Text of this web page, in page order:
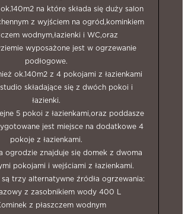
na które składa się duży salon
z wyjściem na ogród,kominkiem
wodnym,łazienki i WC,oraz
wyposażone jest w ogrzewanie
podłogowe.
ok.140m2 z 4 pokojami z łazienkami
składające się z dwóch pokoi i
łazienki.
5 pokoi z łazienkami,oraz poddasze
jest miejsce na dodatkowe 4
pokoje z łazienkami.
ogrodzie znajduje się domek z dwoma
pokojami i wejściami z łazienkami.
trzy alternatywne źródła ogrzewania:
z zasobnikiem wody 400 L
z płaszczem wodnym